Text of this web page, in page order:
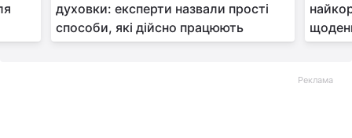
духовки: експерти назвали прості
способи, які дійсно працюють
Реклама